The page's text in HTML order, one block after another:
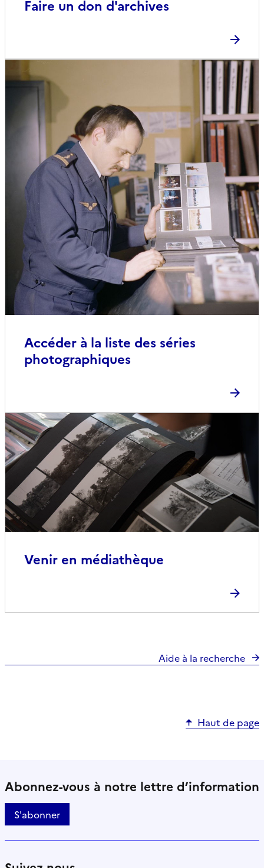
Faire un don d'archives
Accéder à la liste des séries
photographiques
Venir en médiathèque
Aide à la recherche
Haut de page
Abonnez-vous à notre lettre d’information
S'abonner